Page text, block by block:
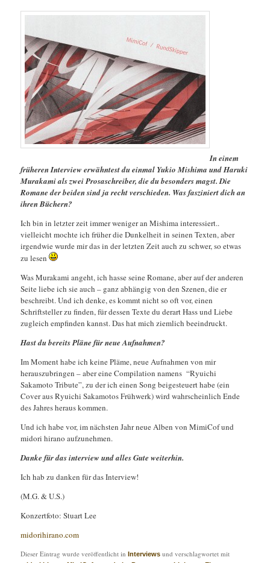
In einem
früheren Interview erwähntest du einmal Yukio Mishima und Haruki
Murakami als zwei Prosaschreiber, die du besonders magst. Die
Romane der beiden sind ja recht verschieden. Was fasziniert dich an
ihren Büchern?
Ich bin in letzter zeit immer weniger an Mishima interessiert..
vielleicht mochte ich früher die Dunkelheit in seinen Texten, aber
irgendwie wurde mir das in der letzten Zeit auch zu schwer, so etwas
zu lesen
Was Murakami angeht, ich hasse seine Romane, aber auf der anderen
Seite liebe ich sie auch – ganz abhängig von den Szenen, die er
beschreibt. Und ich denke, es kommt nicht so oft vor, einen
Schriftsteller zu finden, für dessen Texte du derart Hass und Liebe
zugleich empfinden kannst. Das hat mich ziemlich beeindruckt.
Hast du bereits Pläne für neue Aufnahmen?
Im Moment habe ich keine Pläme, neue Aufnahmen von mir
herauszubringen – aber eine Compilation namens “Ryuichi
Sakamoto Tribute”, zu der ich einen Song beigesteuert habe (ein
Cover aus Ryuichi Sakamotos Frühwerk) wird wahrscheinlich Ende
des Jahres heraus kommen.
Und ich habe vor, im nächsten Jahr neue Alben von MimiCof und
midori hirano aufzunehmen.
Danke für das interview und alles Gute weiterhin.
Ich hab zu danken für das Interview!
(M.G. & U.S.)
Konzertfoto: Stuart Lee
midorihirano.com
Dieser Eintrag wurde veröffentlicht in Interviews und verschlagwortet mit